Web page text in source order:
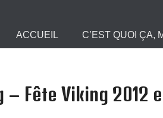
ACCUEIL C’EST QUOI ÇA,
– Fête Viking 2012